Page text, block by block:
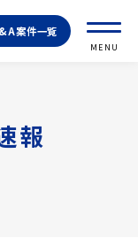
案件一覧
MENU
報